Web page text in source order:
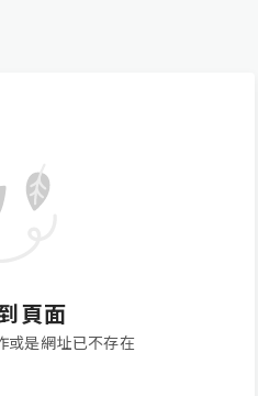
頁面
或是網址已不存在